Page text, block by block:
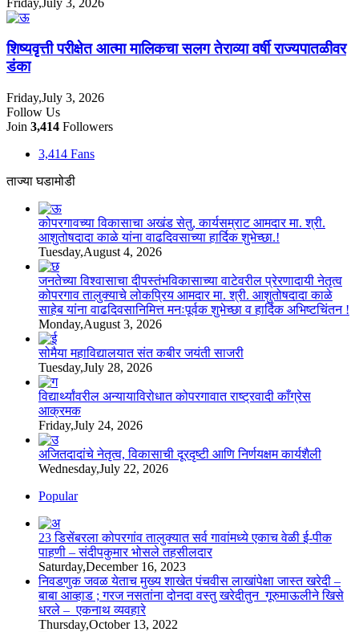
Friday,July 3, 2026
शिष्यवृत्ती परीक्षेत आत्मा मालिकचा सलग तेराव्या वर्षी राज्यपातळीवर
डंका
Friday,July 3, 2026
Follow Us
Join 3,414 Followers
3,414 Fans
ताज्या घडामोडी
कोपरगावच्या विकासाचा अखंड सेतु, कार्यसम्राट आमदार मा. श्री.
आशुतोषदादा काळे यांना वाढदिवसाच्या हार्दिक शुभेच्छा.!
Tuesday,August 4, 2026
जनतेच्या विश्वासाचा दीपस्तंभविकासाच्या वाटेवरील प्रेरणादायी नेतृत्व
कोपरगाव तालुक्याचे लोकप्रिय आमदार मा. श्री. आशुतोषदादा काळे
साहेब यांना वाढदिवसानिमित्त मनःपूर्वक शुभेच्छा व हार्दिक अभिष्टचिंतन !
Monday,August 3, 2026
सोमैया महाविद्यालयात संत कबीर जयंती साजरी
Tuesday,July 28, 2026
विद्यार्थ्यांवरील अन्यायाविरोधात कोपरगावात राष्ट्रवादी काँग्रेस
आक्रमक
Friday,July 24, 2026
अजितदादांचे नेतृत्व, विकासाची दूरदृष्टी आणि निर्णयक्षम कार्यशैली
Wednesday,July 22, 2026
Popular
23 डिसेंबरला कोपरगांव तालुक्‍यात सर्व गावांमध्ये एकाच वेळी ई-पीक
पाहणी – संदीपकुमार भोसले तहसीलदार
Saturday,December 16, 2023
निवडणुक जवळ येताच मुख्य शाखेत पंचवीस लाखांपेक्षा जास्त खरेदी –
बाबा आव्हाड ; गरज नसतांना दोनदा वस्तु खरेदीतुन गूरुमाऊलीने खिसे
धरले – एकनाथ व्यवहारे
Thursday,October 13, 2022